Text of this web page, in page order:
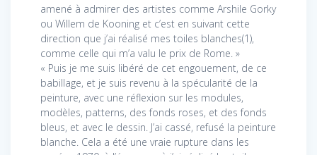
amené à admirer des artistes comme Arshile Gorky
ou Willem de Kooning et c’est en suivant cette
direction que j’ai réalisé mes toiles blanches(1),
comme celle qui m’a valu le prix de Rome. »
« Puis je me suis libéré de cet engouement, de ce
babillage, et je suis revenu à la spécularité de la
peinture, avec une réflexion sur les modules,
modèles, patterns, des fonds roses, et des fonds
bleus, et avec le dessin. J’ai cassé, refusé la peinture
blanche. Cela a été une vraie rupture dans les